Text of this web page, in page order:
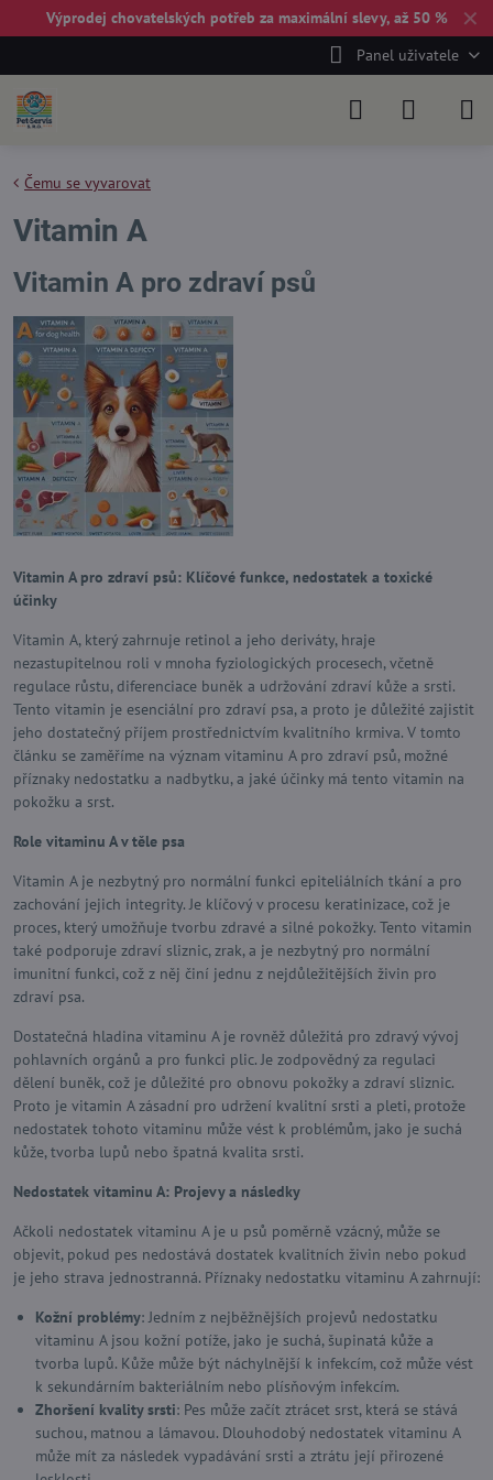
✕
Výprodej chovatelských potřeb za maximální slevy, až 50 %
Panel uživatele
Čemu se vyvarovat
Vitamin A
Vitamin A pro zdraví psů
Vitamin A pro zdraví psů: Klíčové funkce, nedostatek a toxické
účinky
Vitamin A, který zahrnuje retinol a jeho deriváty, hraje
nezastupitelnou roli v mnoha fyziologických procesech, včetně
regulace růstu, diferenciace buněk a udržování zdraví kůže a srsti.
Tento vitamin je esenciální pro zdraví psa, a proto je důležité zajistit
jeho dostatečný příjem prostřednictvím kvalitního krmiva. V tomto
článku se zaměříme na význam vitaminu A pro zdraví psů, možné
příznaky nedostatku a nadbytku, a jaké účinky má tento vitamin na
pokožku a srst.
Role vitaminu A v těle psa
Vitamin A je nezbytný pro normální funkci epiteliálních tkání a pro
zachování jejich integrity. Je klíčový v procesu keratinizace, což je
proces, který umožňuje tvorbu zdravé a silné pokožky. Tento vitamin
také podporuje zdraví sliznic, zrak, a je nezbytný pro normální
imunitní funkci, což z něj činí jednu z nejdůležitějších živin pro
zdraví psa.
Dostatečná hladina vitaminu A je rovněž důležitá pro zdravý vývoj
pohlavních orgánů a pro funkci plic. Je zodpovědný za regulaci
dělení buněk, což je důležité pro obnovu pokožky a zdraví sliznic.
Proto je vitamin A zásadní pro udržení kvalitní srsti a pleti, protože
nedostatek tohoto vitaminu může vést k problémům, jako je suchá
kůže, tvorba lupů nebo špatná kvalita srsti.
Nedostatek vitaminu A: Projevy a následky
Ačkoli nedostatek vitaminu A je u psů poměrně vzácný, může se
objevit, pokud pes nedostává dostatek kvalitních živin nebo pokud
je jeho strava jednostranná. Příznaky nedostatku vitaminu A zahrnují:
Kožní problémy: Jedním z nejběžnějších projevů nedostatku
vitaminu A jsou kožní potíže, jako je suchá, šupinatá kůže a
tvorba lupů. Kůže může být náchylnější k infekcím, což může vést
k sekundárním bakteriálním nebo plísňovým infekcím.
Zhoršení kvality srsti: Pes může začít ztrácet srst, která se stává
suchou, matnou a lámavou. Dlouhodobý nedostatek vitaminu A
může mít za následek vypadávání srsti a ztrátu její přirozené